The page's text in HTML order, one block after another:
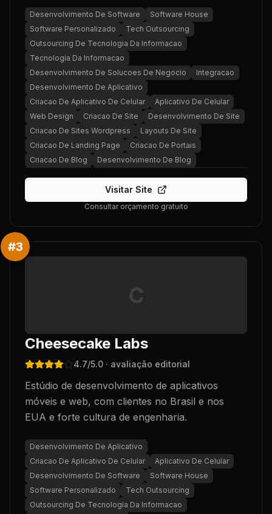
Desenvolvimento De Software
Software House
Software Personalizado
Tech Outsourcing
Outsourcing De Tecnologia Da Informacao
Tecnologia Da Informacao
Desenvolvimento De Solucoes De Negocio
Integracao
Desenvolvimento De Aplicativo
Criacao De Aplicativo De Celular
Aplicativo De Celular
Web Design
Criacao De Site
Desenvolvimento De Site
Criacao De Sites Wordpress
Layouts De Site
Criacao De Landing Page
Criacao De Portais
Criacao De Blog
Desenvolvimento De Blog
Visitar Site
Consultar orçamento gratuito
#3
C
Cheesecake Labs
4.7/5.0 · avaliação editorial
Estúdio de desenvolvimento de aplicativos
móveis e web, com clientes no Brasil e nos
EUA e forte cultura de engenharia.
Desenvolvimento De Aplicativo
Criacao De Aplicativo De Celular
Aplicativo De Celular
Desenvolvimento De Software
Software House
Software Personalizado
Tech Outsourcing
Outsourcing De Tecnologia Da Informacao